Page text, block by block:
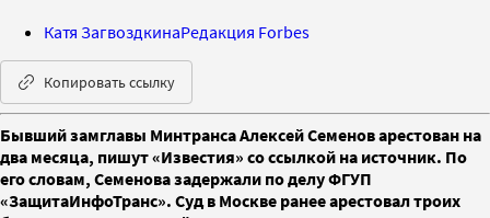
Катя ЗагвоздкинаРедакция Forbes
Копировать ссылку
Бывший замглавы Минтранса Алексей Семенов арестован на
два месяца, пишут «Известия» со ссылкой на источник. По
его словам, Семенова задержали по делу ФГУП
«ЗащитаИнфоТранс». Суд в Москве ранее арестовал троих